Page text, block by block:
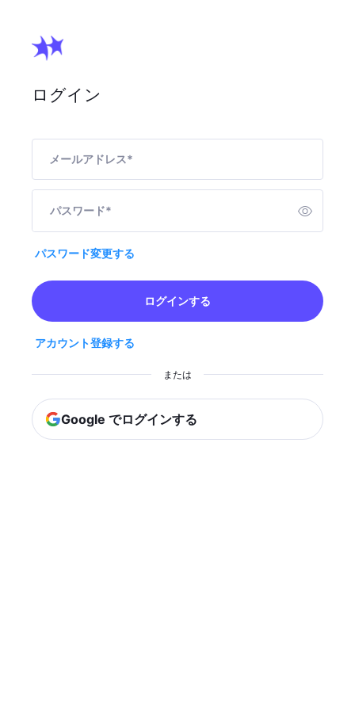
ログイン
メールアドレス*
パスワード*
パスワード変更する
ログインする
アカウント登録する
または
Google でログインする